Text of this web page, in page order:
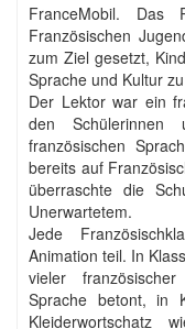
FranceMobil. Das
Französischen
zum Ziel gesetzt,
Sprache und Kultur
Der Lektor war ein
den
französischen
bereits auf
überraschte die
Unerwartetem.
Jede
Animation teil. In
vieler
Sprache betont, in
Kleiderwortschatz